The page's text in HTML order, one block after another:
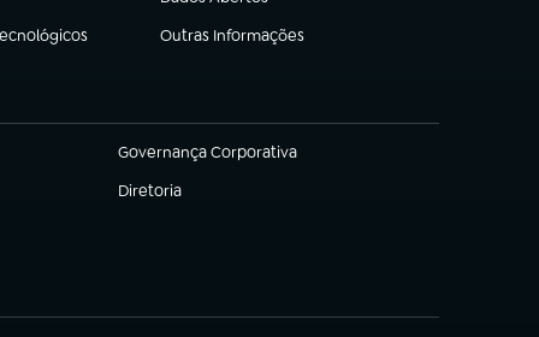
(abre em nova aba)
Outras Informações
(abre em nova aba)
Governança Corporativa
(abre em nova aba)
Diretoria
(abre em nova aba)